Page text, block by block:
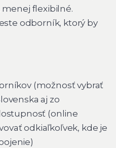
menej flexibilné.
odborník, ktorý by
(možnosť vybrať
aj zo
(online
odkiaľkoľvek, kde je